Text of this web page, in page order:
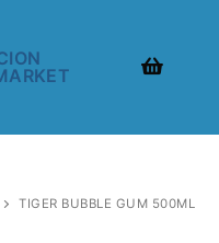
TIGER BUBBLE GUM 500ML